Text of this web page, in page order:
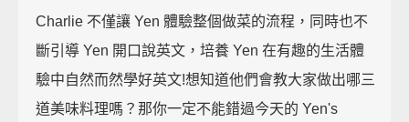
Charlie 不僅讓 Yen 體驗整個做菜的流程，同時也不
斷引導 Yen 開口說英文，培養 Yen 在有趣的生活體
驗中自然而然學好英文!想知道他們會教大家做出哪三
道美味料理嗎？那你一定不能錯過今天的 Yen's